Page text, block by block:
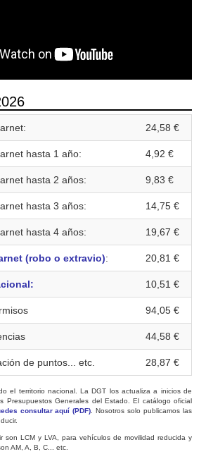
24,58 €
hasta 1 año: 4,92 €
hasta 2 años: 9,83 €
hasta 3 años: 14,75 €
hasta 4 años: 19,67 €
(robo o extravio): 20,81 €
10,51 €
94,05 €
44,58 €
de puntos... etc. 28,87 €
el territorio nacional. La DGT los actualiza a inicios de
Presupuestos Generales del Estado. El catálogo oficial
consultar aquí (PDF) . Nosotros solo publicamos las
son LCM y LVA, para vehículos de movilidad reducida y
AM, A, B, C... etc.